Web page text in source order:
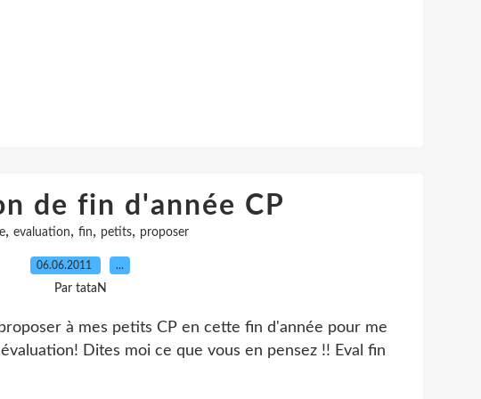
de fin d'année CP
, evaluation, fin, petits, proposer
06.06.2011 …
Par tataN
à mes petits CP en cette fin d'année pour me
Dites moi ce que vous en pensez !! Eval fin